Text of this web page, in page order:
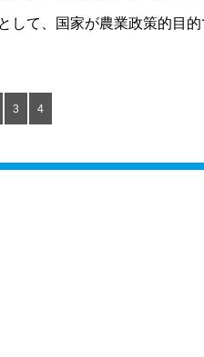
して、国家が農業政策的目
3 4